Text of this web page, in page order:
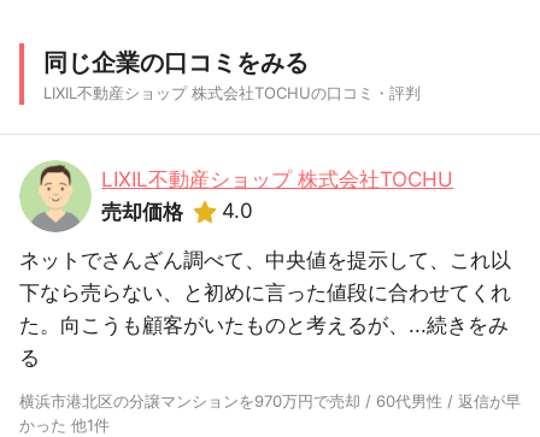
同じ企業の口コミをみる
LIXIL不動産ショップ 株式会社TOCHUの口コミ・評判
LIXIL不動産ショップ 株式会社TOCHU
売却価格
4.0
ネットでさんざん調べて、中央値を提示して、これ以
下なら売らない、と初めに言った値段に合わせてくれ
た。向こうも顧客がいたものと考えるが、...続きをみ
る
横浜市港北区の分譲マンションを970万円で売却 / 60代男性 / 返信が早
かった 他1件